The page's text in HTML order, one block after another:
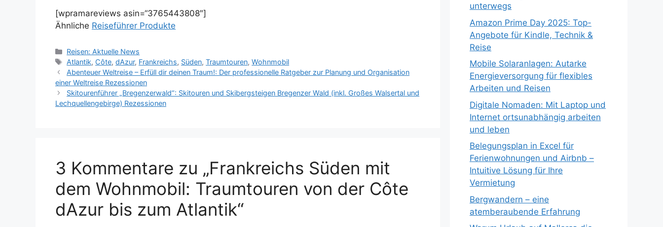
[wpramareviews asin=“3765443808″]
Ähnliche Reiseführer Produkte
Kategorien
Reisen: Aktuelle News
Schlagwörter
Atlantik, Côte,dAzur, Frankreichs, Süden,Traumtouren,Wohnmobil
Abenteuer Weltreise – Erfüll dir deinen Traum!: Der professionelle Ratgeber zur Planung und Organisation
einer Weltreise Rezessionen
Skitourenführer „Bregenzerwald“: Skitouren und Skibergsteigen Bregenzer Wald (inkl. Großes Walsertal und
Lechquellengebirge) Rezessionen
3 Kommentare zu „Frankreichs Süden mit
dem Wohnmobil: Traumtouren von der Côte
dAzur bis zum Atlantik“
unterwegs
Amazon Prime Day 2025: Top-
Angebote für Kindle, Technik &
Reise
Mobile Solaranlagen: Autarke
Energieversorgung für flexibles
Arbeiten und Reisen
Digitale Nomaden: Mit Laptop und
Internet ortsunabhängig arbeiten
und leben
Belegungsplan in Excel für
Ferienwohnungen und Airbnb –
Intuitive Lösung für Ihre
Vermietung
Bergwandern – eine
atemberaubende Erfahrung